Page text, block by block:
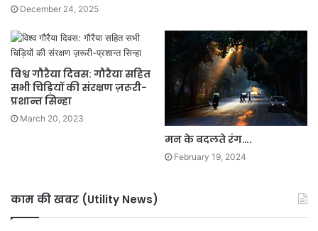
December 24, 2025
विश्व गौरैया दिवस: गौरैया सहित
सभी चिड़ियों की संरक्षण ज़रूरी-
प्रशान्त सिन्हा
March 20, 2023
मन के बदलते रंग….
February 19, 2024
काम की खबर (Utility News)